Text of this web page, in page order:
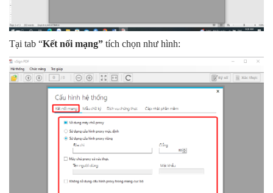
Tại tab “Kết nối mạng” tích chọn như hình: